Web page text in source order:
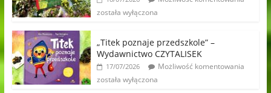
została wyłączona
„Titek poznaje przedszkole” –
Wydawnictwo CZYTALISEK
17/07/2026
Możliwość komentowania
została wyłączona